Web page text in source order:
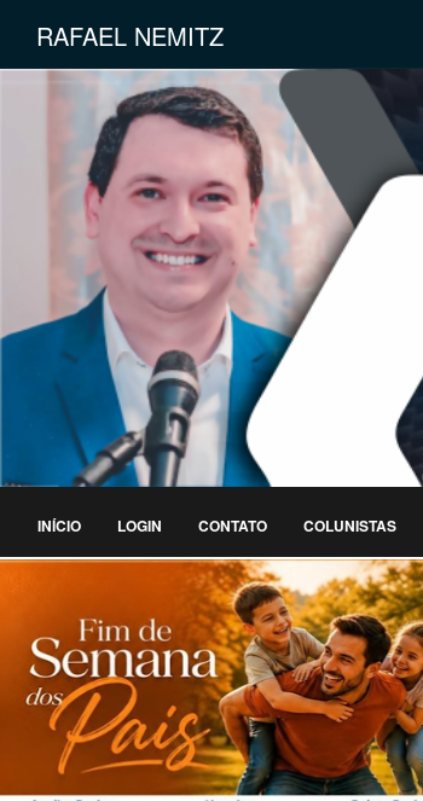
RAFAEL NEMITZ
INÍCIO LOGIN CONTATO COLUNISTAS